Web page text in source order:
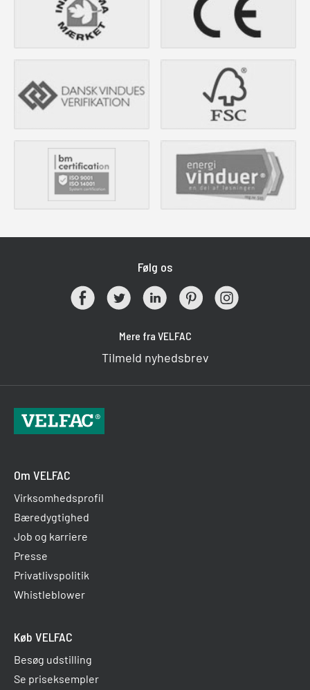
Følg os
Mere fra VELFAC
Tilmeld nyhedsbrev
Om VELFAC
Virksomhedsprofil
Bæredygtighed
Job og karriere
Presse
Privatlivspolitik
Whistleblower
Køb VELFAC
Besøg udstilling
Se priseksempler